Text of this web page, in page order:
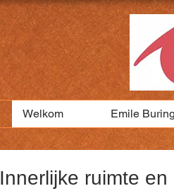
Welkom Emile Buring
Innerlijke ruimte